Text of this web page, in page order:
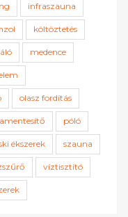
infraszauna
költöztetés
medence
olasz fordítás
póló
ékszerek szauna
víztisztító